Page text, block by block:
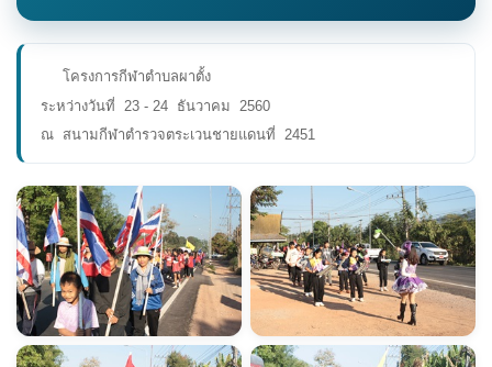
โครงการกีฬาตำบลผาตั้ง
ระหว่างวันที่ 23 - 24 ธันวาคม 2560
ณ สนามกีฬาตำรวจตระเวนชายแดนที่ 2451